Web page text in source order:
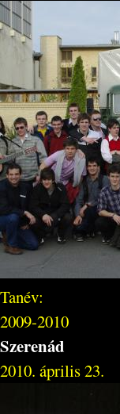
Tanév:
2009-2010
Szerenád
2010. április 23.